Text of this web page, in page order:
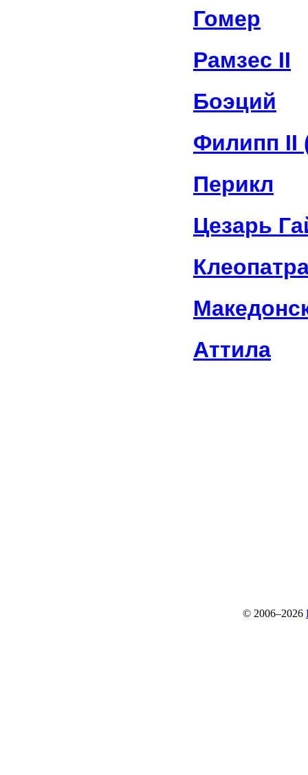
Гомер
Рамзес II
Боэций
Филипп II
Перикл
Цезарь
Аттила
© 2006–2026